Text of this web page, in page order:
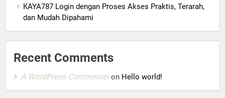
KAYA787 Login dengan Proses Akses Praktis, Terarah,
dan Mudah Dipahami
Recent Comments
A WordPress Commenteron Hello world!